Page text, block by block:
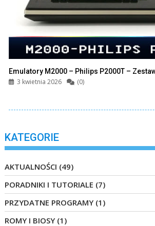
Emulatory M2000 – Philips P2000T –
3 kwietnia 2026 (0)
KATEGORIE
AKTUALNOŚCI (49)
PORADNIKI I TUTORIALE (7)
PRZYDATNE PROGRAMY (1)
ROMY I BIOSY (1)